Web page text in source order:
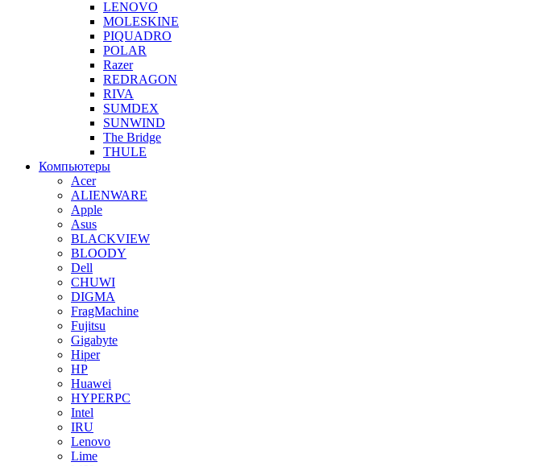
LENOVO
MOLESKINE
PIQUADRO
POLAR
Razer
REDRAGON
RIVA
SUMDEX
SUNWIND
The Bridge
THULE
Компьютеры
Acer
ALIENWARE
Apple
Asus
BLACKVIEW
BLOODY
Dell
CHUWI
DIGMA
FragMachine
Fujitsu
Gigabyte
Hiper
HP
Huawei
HYPERPC
Intel
IRU
Lenovo
Lime